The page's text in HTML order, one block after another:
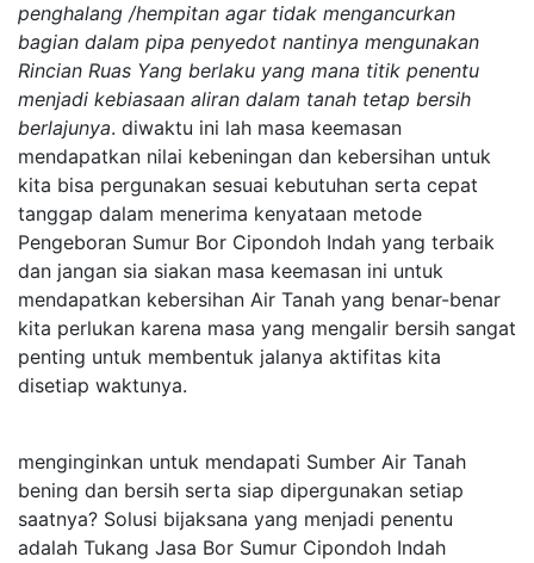
penghalang /hempitan agar tidak mengancurkan
bagian dalam pipa penyedot nantinya mengunakan
Rincian Ruas Yang berlaku yang mana titik penentu
menjadi kebiasaan aliran dalam tanah tetap bersih
berlajunya. diwaktu ini lah masa keemasan
mendapatkan nilai kebeningan dan kebersihan untuk
kita bisa pergunakan sesuai kebutuhan serta cepat
tanggap dalam menerima kenyataan metode
Pengeboran Sumur Bor Cipondoh Indah yang terbaik
dan jangan sia siakan masa keemasan ini untuk
mendapatkan kebersihan Air Tanah yang benar-benar
kita perlukan karena masa yang mengalir bersih sangat
penting untuk membentuk jalanya aktifitas kita
disetiap waktunya.
menginginkan untuk mendapati Sumber Air Tanah
bening dan bersih serta siap dipergunakan setiap
saatnya? Solusi bijaksana yang menjadi penentu
adalah Tukang Jasa Bor Sumur Cipondoh Indah